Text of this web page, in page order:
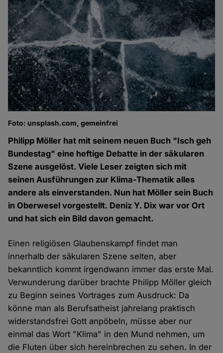
Foto: unsplash.com, gemeinfrei
Philipp Möller hat mit seinem neuen Buch "Isch geh
Bundestag" eine heftige Debatte in der säkularen
Szene ausgelöst. Viele Leser zeigten sich mit
seinen Ausführungen zur Klima-Thematik alles
andere als einverstanden. Nun hat Möller sein Buch
in Oberwesel vorgestellt. Deniz Y. Dix war vor Ort
und hat sich ein Bild davon gemacht.
Einen religiösen Glaubenskampf findet man
innerhalb der säkularen Szene selten, aber
bekanntlich kommt irgendwann immer das erste Mal.
Verwunderung darüber brachte Philipp Möller gleich
zu Beginn seines Vortrages zum Ausdruck: Da
könne man als Berufsatheist jahrelang praktisch
widerstandsfrei Gott anpöbeln, müsse aber nur
einmal das Wort "Klima" in den Mund nehmen, um
die Fluten über sich hereinbrechen zu sehen. In der